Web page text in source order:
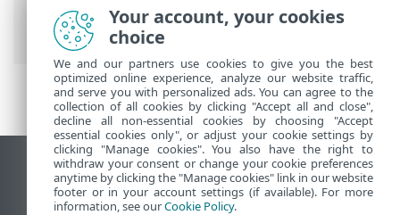
Інтерактивна довідка ESET>ESET Bridge
Загальний опис ESET Bridge
Переглянути повну версію
End of Life
Your account, your cookies
choice
We and our partners use cookies to give you the best
optimized online experience, analyze our website traffic,
and serve you with personalized ads. You can agree to the
collection of all cookies by clicking "Accept all and close",
decline all non-essential cookies by choosing "Accept
essential cookies only", or adjust your cookie settings by
clicking "Manage cookies". You also have the right to
withdraw your consent or change your cookie preferences
anytime by clicking the "Manage cookies" link in our website
footer or in your account settings (if available). For more
information, see ourCookie Policy.